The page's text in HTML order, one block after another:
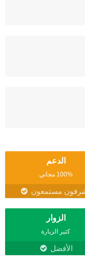
الدعم
100% مجاني
مستمعون
الزوار
كثير الزيارة
الأفضل